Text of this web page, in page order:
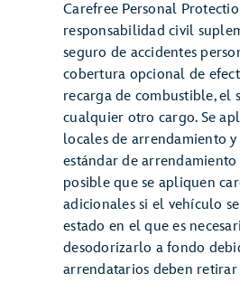
Carefree Personal
responsabilidad civil
seguro de accidentes
cobertura opcional de
recarga de combustible, el
cualquier otro cargo. Se
locales de arrendamiento
estándar de arrendamiento
posible que se apliquen
adicionales si el vehículo
estado en el que es
desodorizarlo a fondo
arrendatarios deben